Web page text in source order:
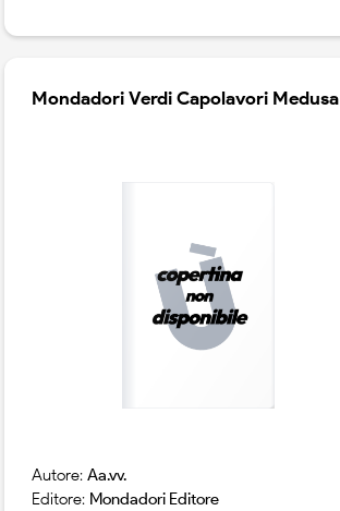
Mondadori Verdi Capolavori Medusa
Autore: Aa.vv.
Editore: Mondadori Editore